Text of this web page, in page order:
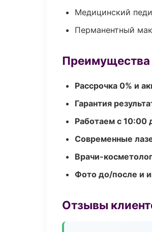
Медицинский
Перманентный
Преимущества
Рассрочка 0% и
Гарантия
Работаем с 10:00
Современные
Врачи-
Фото до/после и
Отзывы